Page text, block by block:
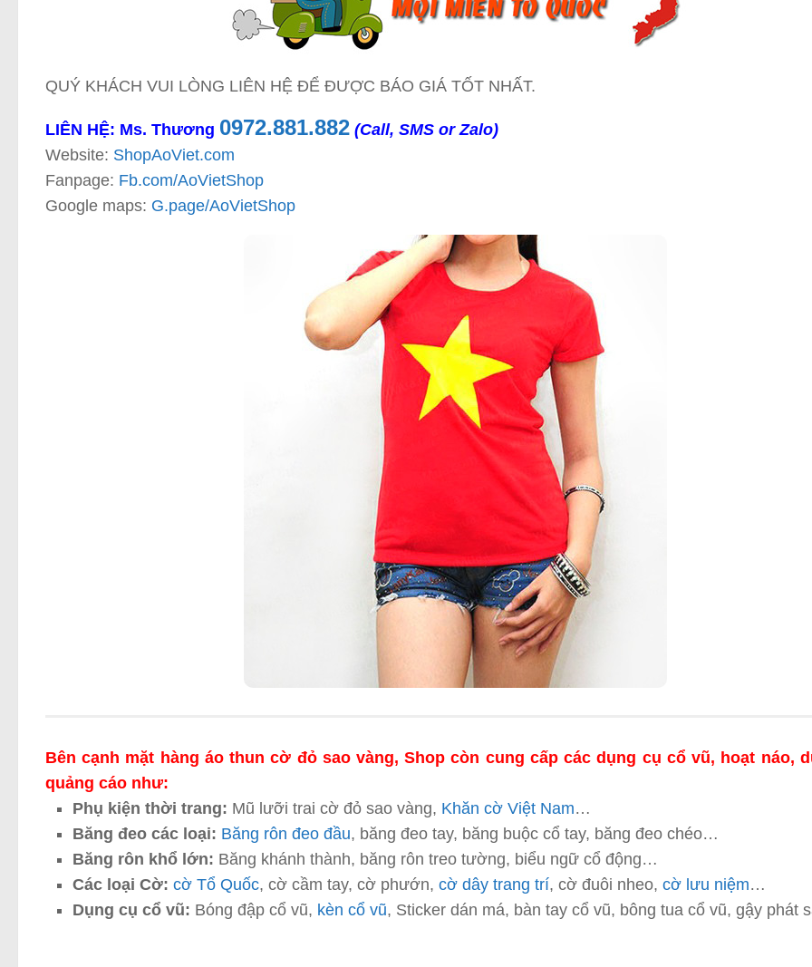
QUÝ KHÁCH VUI LÒNG LIÊN HỆ ĐỂ ĐƯỢC BÁO GIÁ TỐT NHẤT.
LIÊN HỆ: Ms. Thương 0972.881.882 (Call, SMS or Zalo)
Website: ShopAoViet.com
Fanpage: Fb.com/AoVietShop
Google maps: G.page/AoVietShop
Bên cạnh mặt hàng áo thun cờ đỏ sao vàng, Shop còn cung cấp các dụng cụ cổ vũ, hoạt náo,
quảng cáo như:
Phụ kiện thời trang: Mũ lưỡi trai cờ đỏ sao vàng, Khăn cờ Việt Nam…
Băng đeo các loại: Băng rôn đeo đầu, băng đeo tay, băng buộc cổ tay, băng đeo chéo…
Băng rôn khổ lớn: Băng khánh thành, băng rôn treo tường, biểu ngữ cổ động…
Các loại Cờ: cờ Tổ Quốc, cờ cầm tay, cờ phướn, cờ dây trang trí, cờ đuôi nheo, cờ lưu niệm…
Dụng cụ cổ vũ: Bóng đập cổ vũ, kèn cổ vũ, Sticker dán má, bàn tay cổ vũ, bông tua cổ vũ, gậy phát